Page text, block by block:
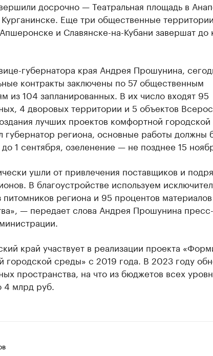
досрочно — Театральная площадь в
Еще три общественные
и Славянске-на-Кубани завершат до
губернатора края Андрея Прошунина,
контракты заключены по 57 общественным
из 104 запланированных. В их число входят 95
4 дворовых территории и 5 объектов
лучших проектов комфортной городской
губернатор региона, основные работы должны
1 сентября, озеленение — не позднее 15
ушли от привлечения поставщиков и
В благоустройстве используем
региона и 95 процентов
— передает слова Андрея Прошунина
край участвует в реализации проекта
городской среды» с 2019 года. В 2023 году
пространства, на что из бюджетов всех
4 млрд руб.